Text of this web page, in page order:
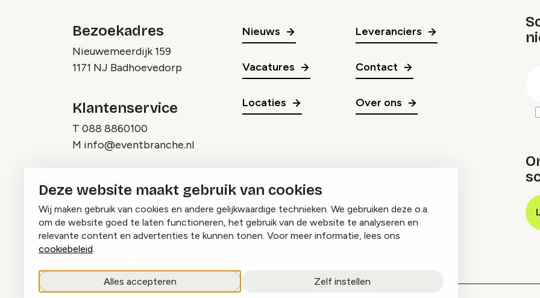
Deze website maakt gebruik van cookies
Wij maken gebruik van cookies en andere gelijkwaardige technieken. We gebruiken deze o.a.
om de website goed te laten functioneren, het gebruik van de website te analyseren en
relevante content en advertenties te kunnen tonen. Voor meer informatie, lees ons
cookiebeleid.
Alles accepteren Zelf instellen
Bezoekadres
Nieuwemeerdijk 159
1171 NJ Badhoevedorp
Klantenservice
T 088 8860100
M info@eventbranche.nl
Nieuws
Vacatures
Locaties
Leveranciers
Contact
Over ons